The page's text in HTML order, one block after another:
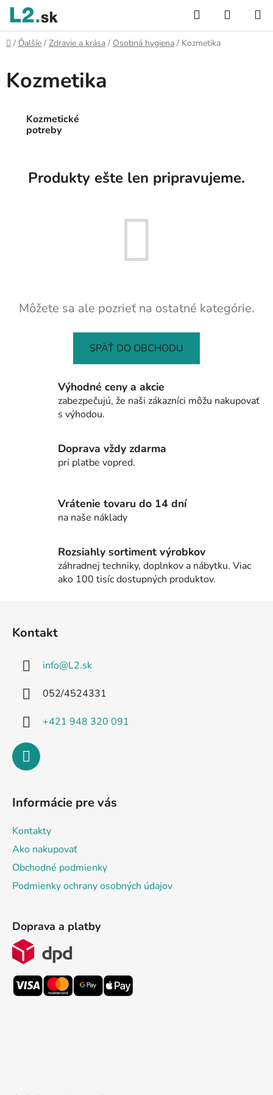
Prejsť
obsah
Hľadať
KOŠÍK
Domov
/ Ďalšíe / Zdravie a krása / Osobná hygiena / Kozmetika
Kozmetika
Kozmetické
potreby
Produkty ešte len pripravujeme.
Môžete sa ale pozrieť na ostatné kategórie.
SPÄŤ DO OBCHODU
Výhodné ceny a akcie
zabezpečujú, že naši zákazníci môžu nakupovať
s výhodou.
Doprava vždy zdarma
pri platbe vopred.
Vrátenie tovaru do 14 dní
na naše náklady
Rozsiahly sortiment výrobkov
záhradnej techniky, doplnkov a nábytku. Viac
ako 100 tisíc dostupných produktov.
Kontakt
info@L2.sk
052/4524331
+421 948 320 091
Informácie pre vás
Kontakty
Ako nakupovať
Obchodné podmienky
Podmienky ochrany osobných údajov
Doprava a platby